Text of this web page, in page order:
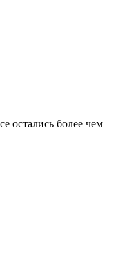
остались более чем